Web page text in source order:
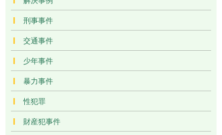
刑事事件
交通事件
少年事件
暴力事件
性犯罪
財産犯事件